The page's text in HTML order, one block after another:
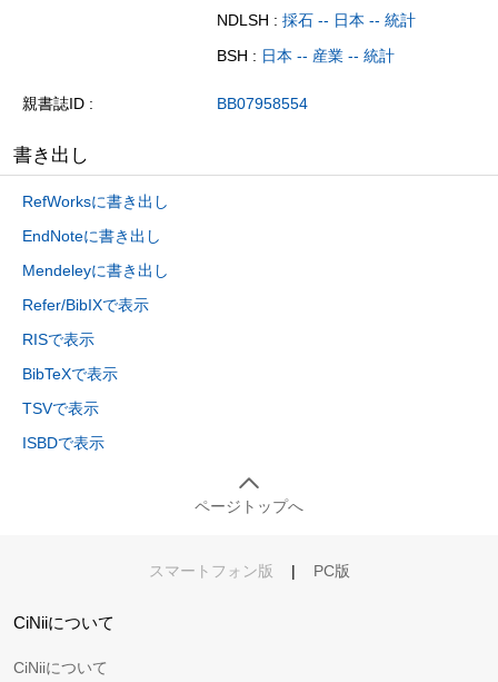
NDLSH : 採石 -- 日本 -- 統計
BSH : 日本 -- 産業 -- 統計
親書誌ID BB07958554
書き出し
RefWorksに書き出し
EndNoteに書き出し
Mendeleyに書き出し
Refer/BibIXで表示
RISで表示
BibTeXで表示
TSVで表示
ISBDで表示
ページトップへ
スマートフォン版 | PC版
CiNiiについて
CiNiiについて